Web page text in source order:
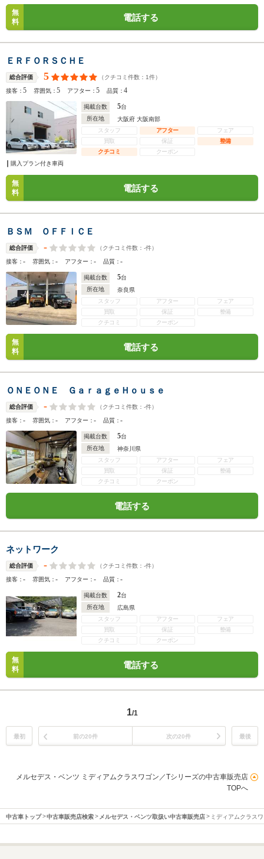
無
料
電話する
ＥＲＦＯＲＳＣＨＥ
総合評価 5 （クチコミ件数： 1件）
接客：5 雰囲気：5 アフター：5 品質：4
掲載台数 5台
所在地
大阪府 大阪南部
スタッフ
アフター
フェア
買取
保証
整備
クチコミ
クーポン
購入プラン付き車両
無
料
電話する
ＢＳＭ ＯＦＦＩＣＥ
総合評価 - （クチコミ件数： -件）
接客：- 雰囲気：- アフター：- 品質：-
掲載台数 5台
所在地
奈良県
スタッフ
アフター
フェア
買取
保証
整備
クチコミ
クーポン
無
料
電話する
ＯＮＥＯＮＥ ＧａｒａｇｅＨｏｕｓｅ
総合評価 - （クチコミ件数： -件）
接客：- 雰囲気：- アフター：- 品質：-
掲載台数 5台
所在地
神奈川県
スタッフ
アフター
フェア
買取
保証
整備
クチコミ
クーポン
電話する
ネットワーク
総合評価 - （クチコミ件数： -件）
接客：- 雰囲気：- アフター：- 品質：-
掲載台数 2台
所在地
広島県
スタッフ
アフター
フェア
買取
保証
整備
クチコミ
クーポン
無
料
電話する
1/1
最初 前の20件 次の20件 最後
メルセデス・ベンツ ミディアムクラスワゴン／Tシリーズの中古車販売店
TOPへ
中古車トップ 中古車販売店検索 メルセデス・ベンツ取扱い中古車販売店 ミディアムクラス